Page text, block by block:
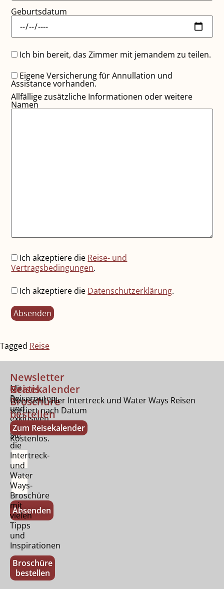
Geburtsdatum
Ich bin bereit, das Zimmer mit jemandem zu teilen.
Eigene Versicherung für Annullation und
Assistance vorhanden.
Allfällige zusätzliche Informationen oder weitere
Namen
Ich akzeptiere die Reise- und
Vertragsbedingungen.
Ich akzeptiere die Datenschutzerklärung.
Tagged Reise
Newsletter
Mit
Reiserouten
und
exklusiven
Tipps.
Kostenlos.
Absenden
Gratis
Broschüre
bestellen
Bestellen
Sie
die
Intertreck-
und
Water
Ways-
Broschüre
mit
vielen
Tipps
und
Inspirationen
Broschüre
bestellen
Reisekalender
Übersicht aller Intertreck und Water Ways Reisen
sortiert nach Datum
Zum Reisekalender